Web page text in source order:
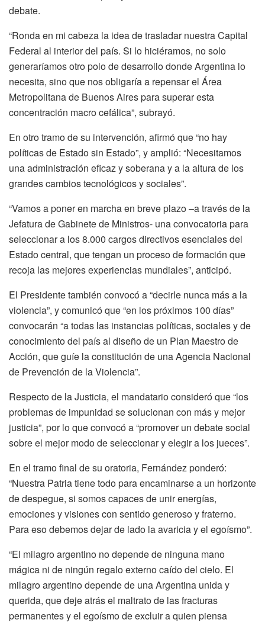
debate.
“Ronda en mi cabeza la idea de trasladar nuestra Capital
Federal al interior del país. Si lo hiciéramos, no solo
generaríamos otro polo de desarrollo donde Argentina lo
necesita, sino que nos obligaría a repensar el Área
Metropolitana de Buenos Aires para superar esta
concentración macro cefálica”, subrayó.
En otro tramo de su intervención, afirmó que “no hay
políticas de Estado sin Estado”, y amplió: “Necesitamos
una administración eficaz y soberana y a la altura de los
grandes cambios tecnológicos y sociales”.
“Vamos a poner en marcha en breve plazo –a través de la
Jefatura de Gabinete de Ministros- una convocatoria para
seleccionar a los 8.000 cargos directivos esenciales del
Estado central, que tengan un proceso de formación que
recoja las mejores experiencias mundiales”, anticipó.
El Presidente también convocó a “decirle nunca más a la
violencia”, y comunicó que “en los próximos 100 días”
convocarán “a todas las instancias políticas, sociales y de
conocimiento del país al diseño de un Plan Maestro de
Acción, que guíe la constitución de una Agencia Nacional
de Prevención de la Violencia”.
Respecto de la Justicia, el mandatario consideró que “los
problemas de impunidad se solucionan con más y mejor
justicia”, por lo que convocó a “promover un debate social
sobre el mejor modo de seleccionar y elegir a los jueces”.
En el tramo final de su oratoria, Fernández ponderó:
“Nuestra Patria tiene todo para encaminarse a un horizonte
de despegue, si somos capaces de unir energías,
emociones y visiones con sentido generoso y fraterno.
Para eso debemos dejar de lado la avaricia y el egoísmo”.
“El milagro argentino no depende de ninguna mano
mágica ni de ningún regalo externo caído del cielo. El
milagro argentino depende de una Argentina unida y
querida, que deje atrás el maltrato de las fracturas
permanentes y el egoísmo de excluir a quien piensa